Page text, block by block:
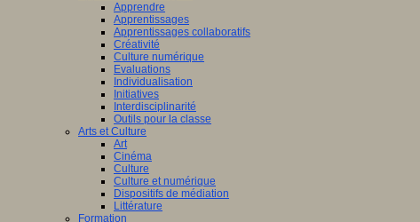
Apprendre
Apprentissages
Apprentissages collaboratifs
Créativité
Culture numérique
Evaluations
Individualisation
Initiatives
Interdisciplinarité
Outils pour la classe
Arts et Culture
Art
Cinéma
Culture
Culture et numérique
Dispositifs de médiation
Littérature
Formation